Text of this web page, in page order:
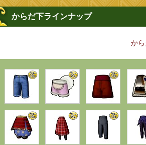
からだ下ラインナップ
か